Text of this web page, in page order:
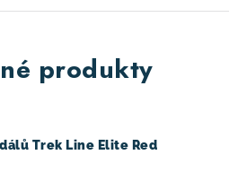
produkty
Trek Line Elite Red